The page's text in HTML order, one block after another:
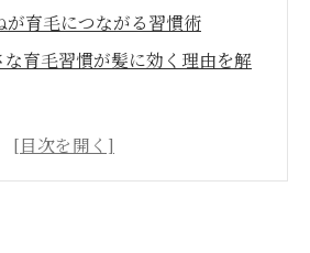
が育毛につながる習慣術
な育毛習慣が髪に効く理由を解